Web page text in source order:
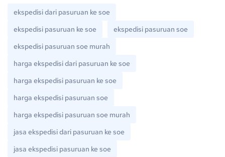
ekspedisi dari pasuruan ke soe
ekspedisi pasuruan ke soe
ekspedisi pasuruan soe
ekspedisi pasuruan soe murah
harga ekspedisi dari pasuruan ke soe
harga ekspedisi pasuruan ke soe
harga ekspedisi pasuruan soe
harga ekspedisi pasuruan soe murah
jasa ekspedisi dari pasuruan ke soe
jasa ekspedisi pasuruan ke soe